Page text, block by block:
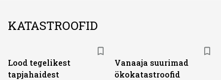
KATASTROOFID
Lood tegelikest
tapjahaidest
Vanaaja suurimad
ökokatastroofid